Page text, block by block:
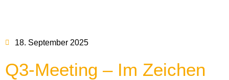
18. September 2025
Q3-Meeting – Im Zeichen